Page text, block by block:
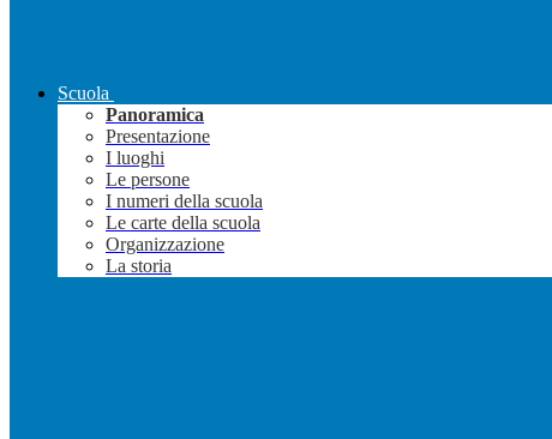
Scuola
Panoramica
Presentazione
I luoghi
Le persone
I numeri della scuola
Le carte della scuola
Organizzazione
La storia